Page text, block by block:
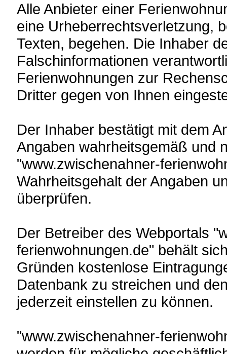
Alle Anbieter einer
eine Urheberrechtsverletzung,
Texten, begehen. Die Inhaber
Falschinformationen
Ferienwohnungen zur
Dritter gegen von Ihnen
Der Inhaber bestätigt mit dem
Angaben wahrheitsgemäß und
"www.zwischenahner-
Wahrheitsgehalt der Angaben
überprüfen.
Der Betreiber des Webportals
ferienwohnungen.de" behält
Gründen kostenlose
Datenbank zu streichen und
jederzeit einstellen zu können.
"www.zwischenahner-